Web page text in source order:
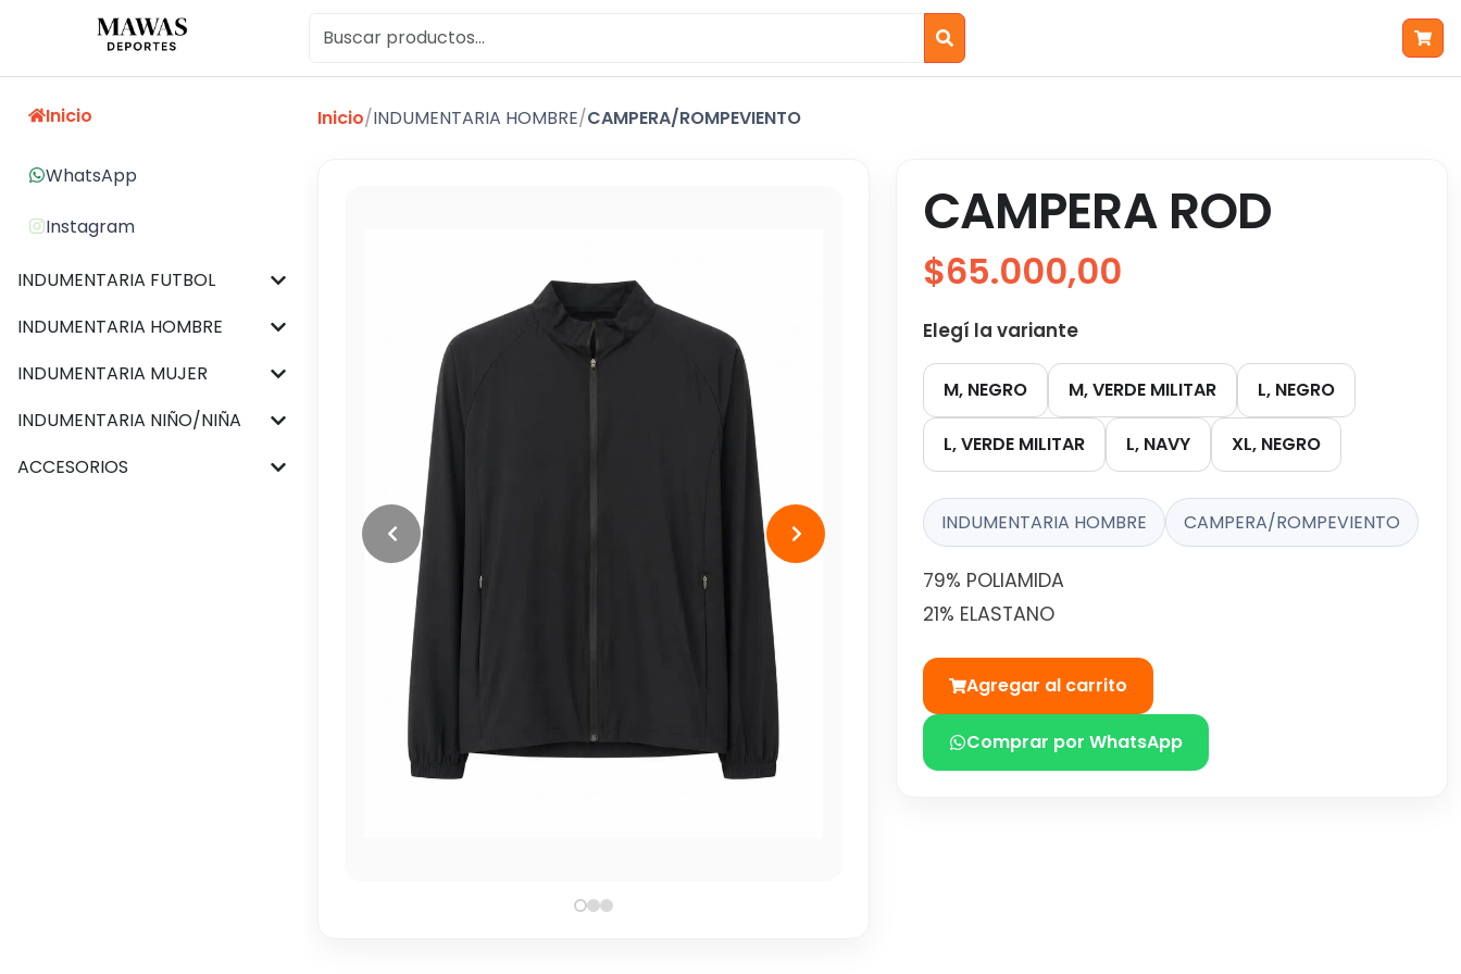
Inicio
WhatsApp
Instagram
INDUMENTARIA FUTBOL
INDUMENTARIA HOMBRE
INDUMENTARIA MUJER
INDUMENTARIA NIÑO/NIÑA
ACCESORIOS
Inicio/INDUMENTARIA HOMBRE/CAMPERA/ROMPEVIENTO
CAMPERA ROD
$65.000,00
Elegí la variante
M, NEGRO M, VERDE MILITAR L, NEGRO
L, VERDE MILITAR L, NAVY XL, NEGRO
INDUMENTARIA HOMBRE CAMPERA/ROMPEVIENTO
79% POLIAMIDA
21% ELASTANO
Agregar al carrito
Comprar por WhatsApp